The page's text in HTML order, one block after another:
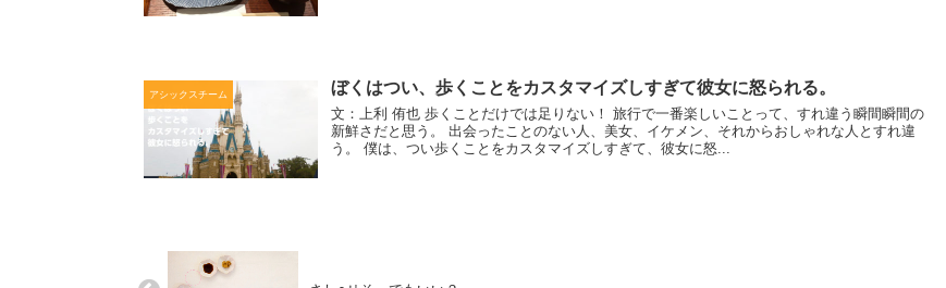
アシックスチーム ぼくはつい、歩くことをカスタマイズしすぎて彼女に怒られる。
文：上利 侑也 歩くことだけでは足りない！ 旅行で一番楽しいことって、すれ違う瞬間瞬間の
新鮮さだと思う。 出会ったことのない人、美女、イケメン、それからおしゃれな人とすれ違
う。 僕は、つい歩くことをカスタマイズしすぎて、彼女に怒...